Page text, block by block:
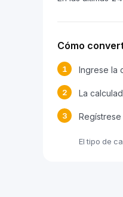
Cómo
1 Ingrese la
2 La
3
El tipo de